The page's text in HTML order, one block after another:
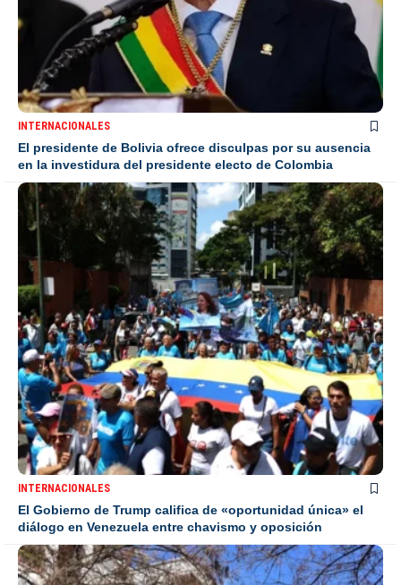
INTERNACIONALES
El presidente de Bolivia ofrece disculpas por su ausencia
en la investidura del presidente electo de Colombia
INTERNACIONALES
El Gobierno de Trump califica de «oportunidad única» el
diálogo en Venezuela entre chavismo y oposición